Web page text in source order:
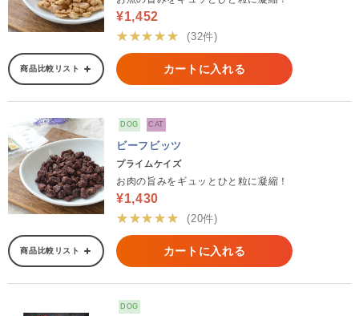
¥1,452
★★★★★
(32件)
商品比較リスト カートに入れる
DOG CAT
ビーフビッツ
プライムケイズ
お肉の旨みをギュッとひと粒に凝縮！
¥1,430
★★★★★
(20件)
商品比較リスト カートに入れる
DOG